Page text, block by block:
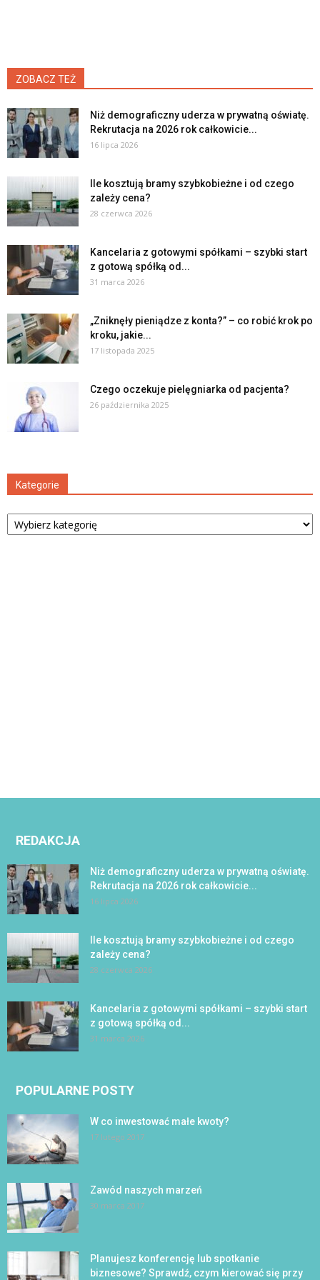
ZOBACZ TEŻ
Niż demograficzny uderza w prywatną oświatę.
Rekrutacja na 2026 rok całkowicie...
16 lipca 2026
Ile kosztują bramy szybkobieżne i od czego
zależy cena?
28 czerwca 2026
Kancelaria z gotowymi spółkami – szybki start
z gotową spółką od...
31 marca 2026
„Zniknęły pieniądze z konta?” – co robić krok po
kroku, jakie...
17 listopada 2025
Czego oczekuje pielęgniarka od pacjenta?
26 października 2025
Kategorie
Kategorie
REDAKCJA
Niż demograficzny uderza w prywatną oświatę.
Rekrutacja na 2026 rok całkowicie...
16 lipca 2026
Ile kosztują bramy szybkobieżne i od czego
zależy cena?
28 czerwca 2026
Kancelaria z gotowymi spółkami – szybki start
z gotową spółką od...
31 marca 2026
POPULARNE POSTY
W co inwestować małe kwoty?
17 lutego 2017
Zawód naszych marzeń
30 marca 2017
Planujesz konferencję lub spotkanie
biznesowe? Sprawdź, czym kierować się przy